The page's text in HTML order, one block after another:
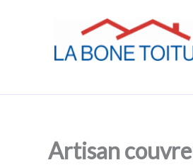
au
Artisan